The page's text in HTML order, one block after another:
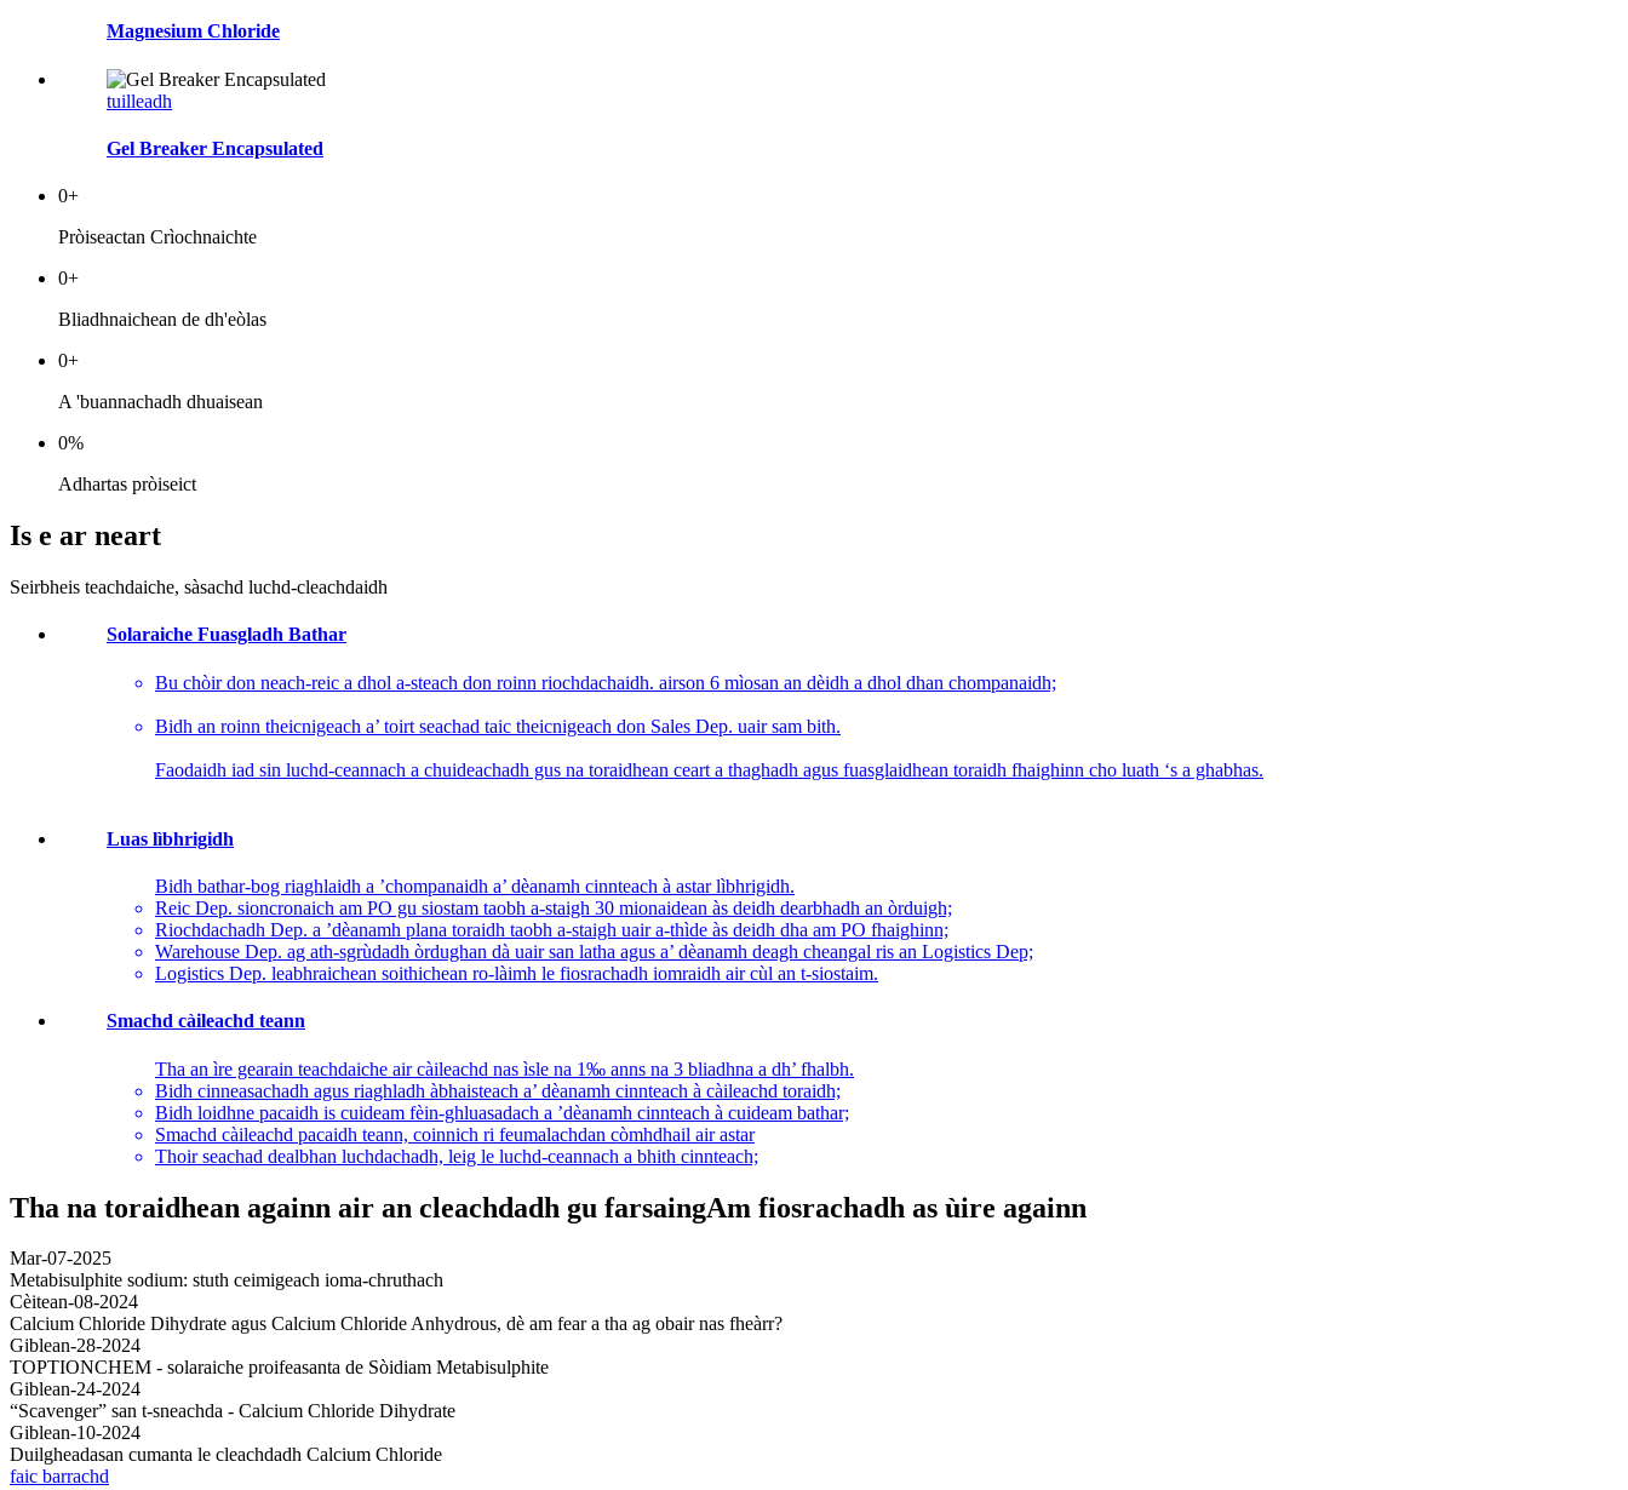
Magnesium Chloride
tuilleadh
Gel Breaker Encapsulated
0+
Pròiseactan Crìochnaichte
0+
Bliadhnaichean de dh'eòlas
0+
A 'buannachadh dhuaisean
0%
Adhartas pròiseict
Is e ar neart
Seirbheis teachdaiche, sàsachd luchd-cleachdaidh
Solaraiche Fuasgladh Bathar
Bu chòir don neach-reic a dhol a-steach don roinn riochdachaidh. airson 6 mìosan an dèidh a dhol dhan chompanaidh;
Bidh an roinn theicnigeach a’ toirt seachad taic theicnigeach don Sales Dep. uair sam bith.
Faodaidh iad sin luchd-ceannach a chuideachadh gus na toraidhean ceart a thaghadh agus fuasglaidhean toraidh fhaighinn cho luath ‘s a ghabhas.
Luas lìbhrigidh
Bidh bathar-bog riaghlaidh a ’chompanaidh a’ dèanamh cinnteach à astar lìbhrigidh.
Reic Dep. sioncronaich am PO gu siostam taobh a-staigh 30 mionaidean às deidh dearbhadh an òrduigh;
Riochdachadh Dep. a ’dèanamh plana toraidh taobh a-staigh uair a-thìde às deidh dha am PO fhaighinn;
Warehouse Dep. ag ath-sgrùdadh òrdughan dà uair san latha agus a’ dèanamh deagh cheangal ris an Logistics Dep;
Logistics Dep. leabhraichean soithichean ro-làimh le fiosrachadh iomraidh air cùl an t-siostaim.
Smachd càileachd teann
Tha an ìre gearain teachdaiche air càileachd nas ìsle na 1‰ anns na 3 bliadhna a dh’ fhalbh.
Bidh cinneasachadh agus riaghladh àbhaisteach a’ dèanamh cinnteach à càileachd toraidh;
Bidh loidhne pacaidh is cuideam fèin-ghluasadach a ’dèanamh cinnteach à cuideam bathar;
Smachd càileachd pacaidh teann, coinnich ri feumalachdan còmhdhail air astar
Thoir seachad dealbhan luchdachadh, leig le luchd-ceannach a bhith cinnteach;
Tha na toraidhean againn air an cleachdadh gu farsaingAm fiosrachadh as ùire againn
Mar-07-2025
Metabisulphite sodium: stuth ceimigeach ioma-chruthach
Cèitean-08-2024
Calcium Chloride Dihydrate agus Calcium Chloride Anhydrous, dè am fear a tha ag obair nas fheàrr?
Giblean-28-2024
TOPTIONCHEM - solaraiche proifeasanta de Sòidiam Metabisulphite
Giblean-24-2024
“Scavenger” san t-sneachda - Calcium Chloride Dihydrate
Giblean-10-2024
Duilgheadasan cumanta le cleachdadh Calcium Chloride
faic barrachd